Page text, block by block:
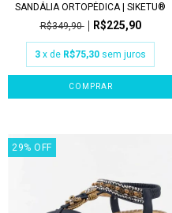
SANDÁLIA ORTOPÉDICA | SIKETU®
R$349,90
R$225,90
3 x de R$75,30 sem juros
COMPRAR
29% OFF